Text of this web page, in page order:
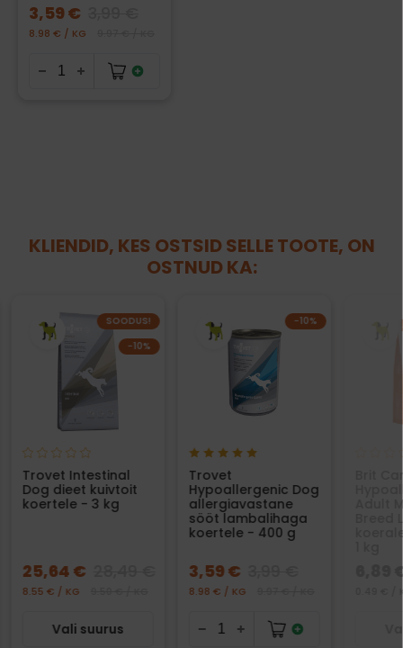
3,59 €
8.98 € / KG
KLIENDID, KES OSTSID SELLE TOOTE, ON
OSTNUD KA:
SOODUS!
−10%
Trovet Intestinal
Dog dieet kuivtoit
koertele - 3 kg
25,64 €
8.55 € / KG
Vali suurus
−10%
Trovet
Hypoallergenic Dog
allergiavastane
sööt lambalihaga
koertele - 400 g
3,59 €
8.98 € / KG
Adult
6,89
0.49 € /